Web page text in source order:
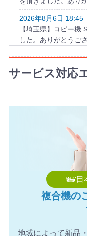
2026年8月6日 18:45
【埼玉県】コピー機
した。ありがとうご
2026年8月6日 17:57
【千葉県】複合機
した。ありがとうご
【神奈川県】複合機
ました。ありがとう
2026年8月6日 17:21
【埼玉県】コピー機
した。ありがとうご
2026年8月6日 17:06
【滋賀県】コピー機
ました。ありがとう
を頂きました。あり
サービス対応
日
複合機の
地域によって新品